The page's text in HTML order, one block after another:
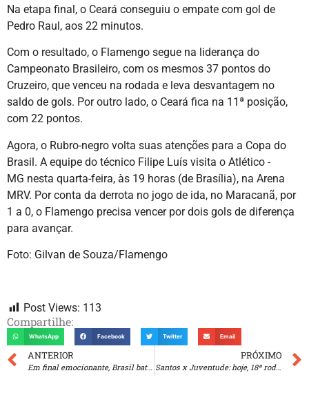
Na etapa final, o Ceará conseguiu o empate com gol de
Pedro Raul, aos 22 minutos.
Com o resultado, o Flamengo segue na liderança do
Campeonato Brasileiro, com os mesmos 37 pontos do
Cruzeiro, que venceu na rodada e leva desvantagem no
saldo de gols. Por outro lado, o Ceará fica na 11ª posição,
com 22 pontos.
Agora, o Rubro-negro volta suas atenções para a Copa do
Brasil. A equipe do técnico Filipe Luís visita o Atlético -
MG nesta quarta-feira, às 19 horas (de Brasília), na Arena
MRV. Por conta da derrota no jogo de ida, no Maracanã, por
1 a 0, o Flamengo precisa vencer por dois gols de diferença
para avançar.
Foto: Gilvan de Souza/Flamengo
Post Views: 113
Compartilhe:
WhatsApp Facebook Twitter Email
ANTERIOR
Em final emocionante, Brasil bate Colômbia e é campeão da Copa América
PRÓXIMO
Santos x Juventude: hoje, 18ª rodada do Campeonato Brasileiro